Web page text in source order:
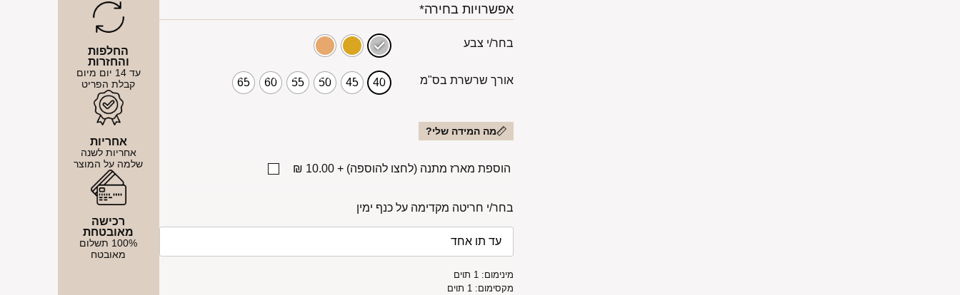
אפשרויות בחירה*
בחר/י צבע
אורך שרשרת בס"מ 40
45
50
55
60
65
מה המידה שלי?
הוספת מארז מתנה (לחצו להוספה) +
10.00 ₪
בחר/י חריטה מקדימה על כנף ימין
מינימום: 1 תוים
מקסימום: 1 תוים
החלפות
והחזרות
עד 14 יום מיום
קבלת הפריט
אחריות
אחריות לשנה
שלמה על המוצר
רכישה
מאובטחת
100% תשלום
מאובטח